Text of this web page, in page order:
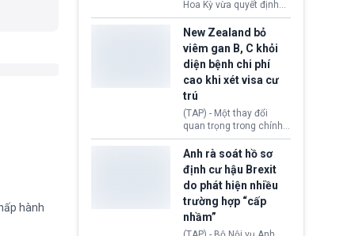
hành
diễn ra sau phán quyết
hồi tháng 2 bởi Tòa án
Tối cao Hoa Kỳ
(SCOTUS) khi tuyên bố,
việc áp thuế diện rộng là
hoàn toàn bất hợp pháp.
Hoa Kỳ vừa quyết định
thu hồi thị thực (visa)
của bà Maria Luiza
Ribeiro Viotti - Đại sứ
Brazil tại Washington.
Động thái trên diễn ra
trong bối cảnh tranh
chấp ngoại giao giữa
chính quyền Tổng thống
Donald Trump và chính
phủ cánh tả Tổng thống
da Silva đang leo thang
gay gắt.
New Zealand bỏ
viêm gan B, C khỏi
diện bệnh chi phí
cao khi xét visa cư
trú
(TAP) - Một thay đổi
quan trọng trong chính
sách nhập cư của New
Zealand đang mở ra
thêm cơ hội cho nhiều
người muốn định cư. Từ
nay, người mắc viêm
gan B hoặc viêm gan C
sẽ không còn bị mặc
định không đáp ứng tiêu
Anh rà soát hồ sơ
định cư hậu Brexit
do phát hiện nhiều
trường hợp “cấp
nhầm”